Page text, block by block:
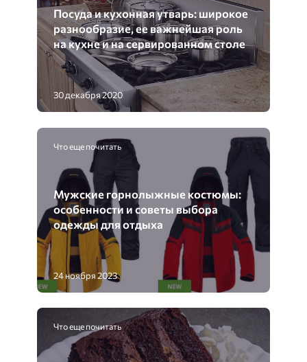
Посуда и кухонная утварь: широкое
разнообразие, ее важнейшая роль
на кухне и на сервированном столе
30 декабря 2020
Что еще почитать
Мужские горнолыжные костюмы:
особенности и советы выбора
одежды для отдыха
24 ноября 2023
Что еще почитать